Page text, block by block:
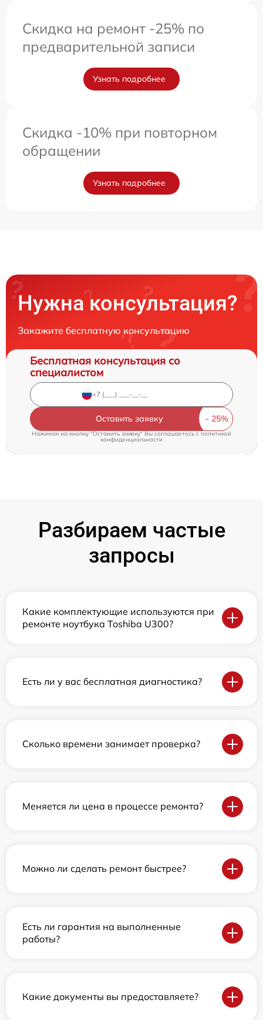
Скидка на ремонт -25% по
предварительной записи
Узнать подробнее
Скидка -10% при повторном
обращении
Узнать подробнее
Нужна консультация?
Закажите бесплатную консультацию
Бесплатная консультация со
специалистом
Оставить заявку
Нажимая на кнопку "Оставить заявку" Вы соглашаетесь cполитикой
конфиденциальности
Разбираем частые
запросы
Какие комплектующие используются при
ремонте ноутбука Toshiba U300?
Есть ли у вас бесплатная диагностика?
Сколько времени занимает проверка?
Меняется ли цена в процессе ремонта?
Можно ли сделать ремонт быстрее?
Есть ли гарантия на выполненные
работы?
Какие документы вы предоставляете?